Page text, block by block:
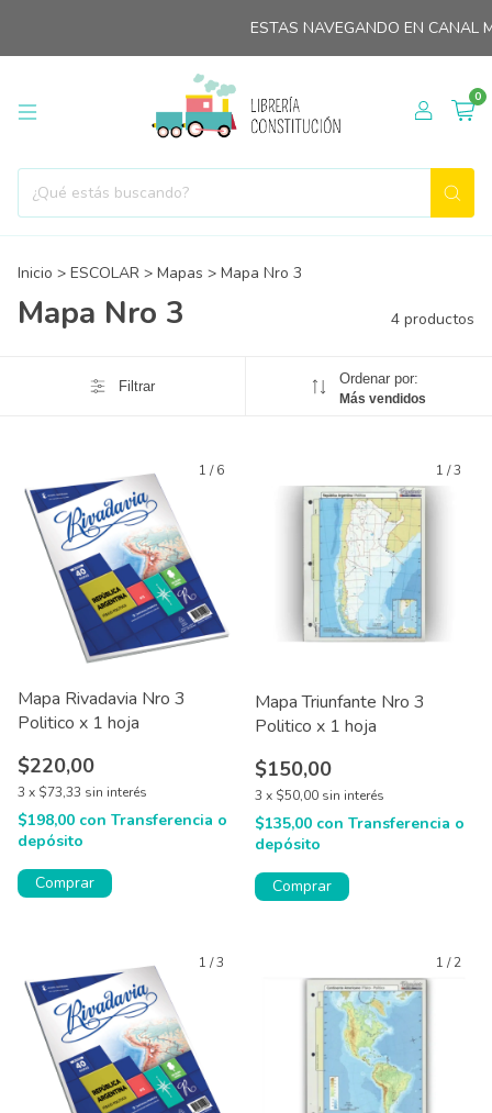
ESTAS NAVEGANDO EN CANAL
0
Inicio > ESCOLAR > Mapas > Mapa Nro 3
Mapa Nro 3 4 productos
Filtrar Ordenar por:
Más vendidos
1 /6
Mapa Rivadavia Nro 3
Politico x 1 hoja
$220,00
3 x $73,33 sin interés
$198,00 con Transferencia o
depósito
Comprar
1 /3
Mapa Triunfante Nro 3
Politico x 1 hoja
$150,00
3 x $50,00 sin interés
$135,00 con Transferencia o
depósito
Comprar
1 /3 1 /2